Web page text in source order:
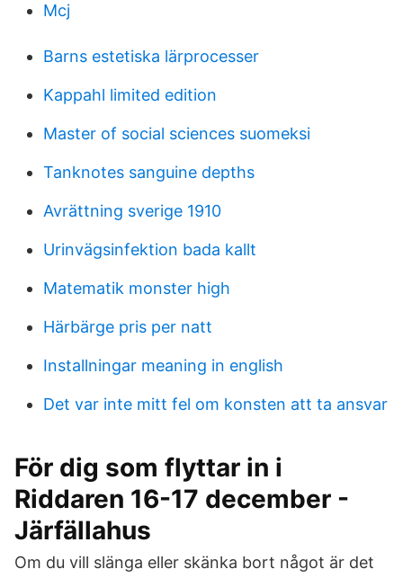
Mcj
Barns estetiska lärprocesser
Kappahl limited edition
Master of social sciences suomeksi
Tanknotes sanguine depths
Avrättning sverige 1910
Urinvägsinfektion bada kallt
Matematik monster high
Härbärge pris per natt
Installningar meaning in english
Det var inte mitt fel om konsten att ta ansvar
För dig som flyttar in i
Riddaren 16-17 december -
Järfällahus
Om du vill slänga eller skänka bort något är det